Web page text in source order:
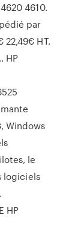
4610.
par
22,49€ HT.
HP
Windows
le
logiciels
HP